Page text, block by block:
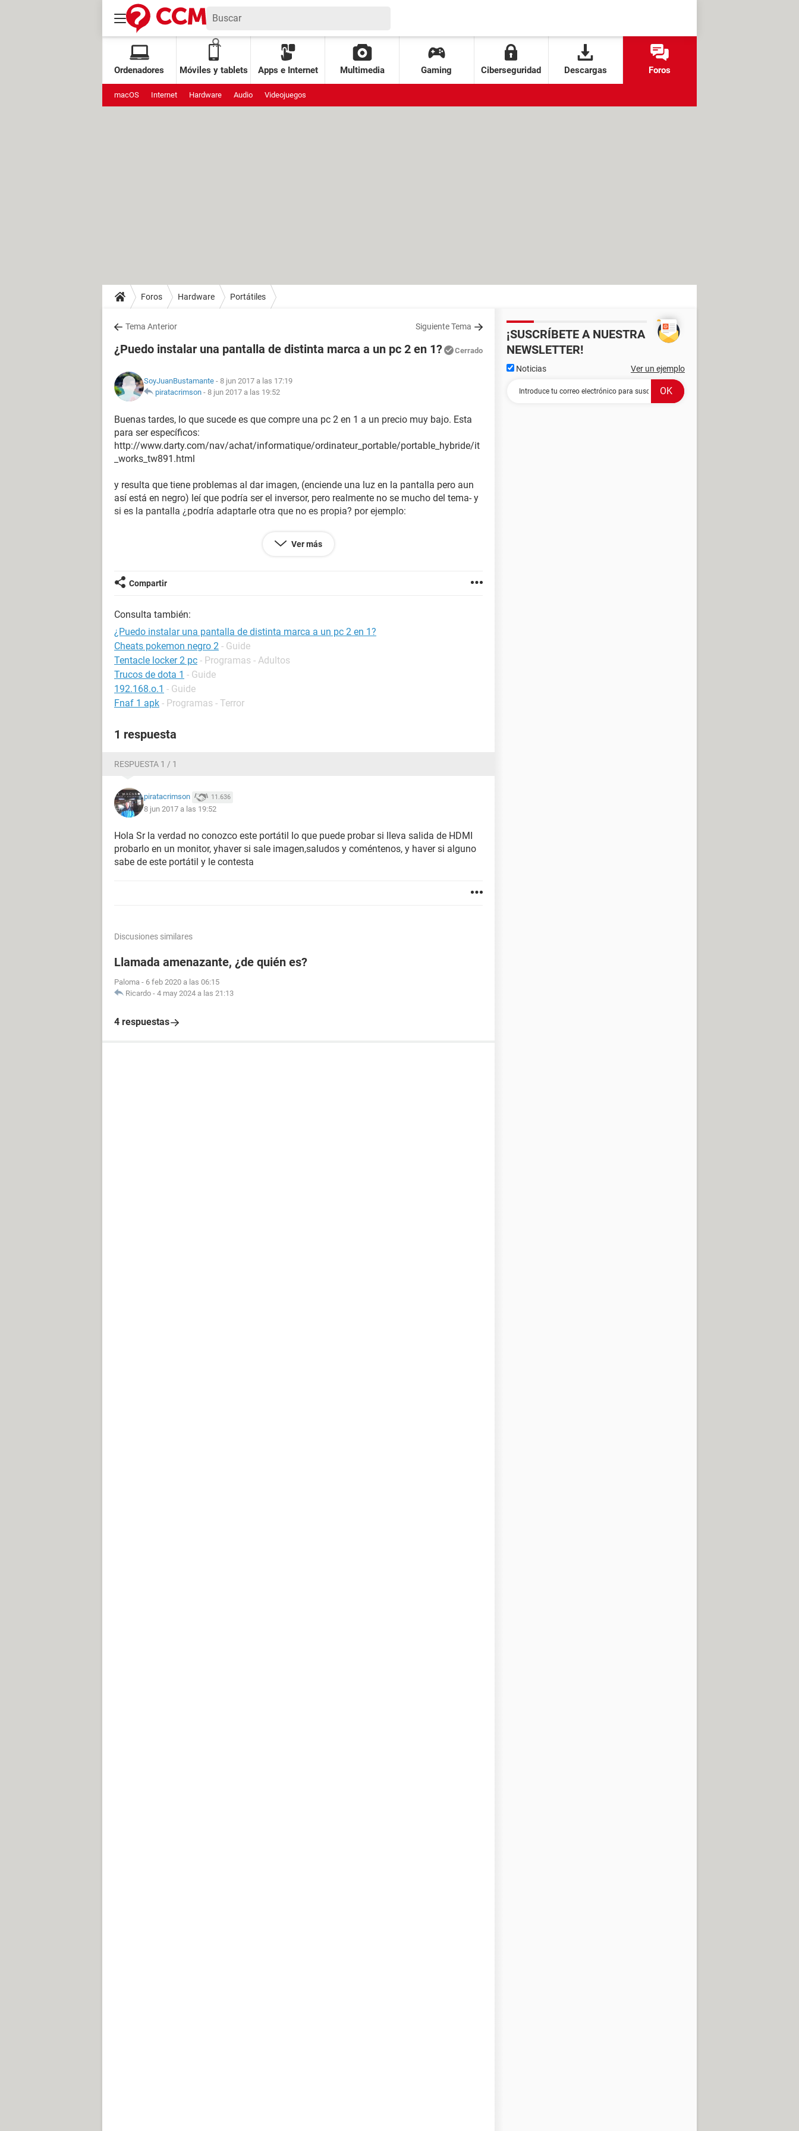
Ordenadores Móviles y tablets Apps e Internet Multimedia Gaming Ciberseguridad Descargas Foros
macOS Internet Hardware Audio Videojuegos
Foros Hardware Portátiles
Tema Anterior Siguiente Tema
¿Puedo instalar una pantalla de distinta marca a un pc 2 en 1? Cerrado
SoyJuanBustamante - 8 jun 2017 a las 17:19
piratacrimson - 8 jun 2017 a las 19:52
Buenas tardes, lo que sucede es que compre una pc 2 en 1 a un precio muy bajo. Esta
para ser específicos:
http://www.darty.com/nav/achat/informatique/ordinateur_portable/portable_hybride/it
_works_tw891.html
y resulta que tiene problemas al dar imagen, (enciende una luz en la pantalla pero aun
así está en negro) leí que podría ser el inversor, pero realmente no se mucho del tema- y
si es la pantalla ¿podría adaptarle otra que no es propia? por ejemplo:
muchas gracias por sus respuestas.
Ver más
Compartir
Consulta también:
¿Puedo instalar una pantalla de distinta marca a un pc 2 en 1?
Cheats pokemon negro 2 - Guide
Tentacle locker 2 pc - Programas - Adultos
Trucos de dota 1 - Guide
192.168.o.1 - Guide
Fnaf 1 apk - Programas - Terror
1 respuesta
RESPUESTA 1 / 1
piratacrimson 11.636
8 jun 2017 a las 19:52
Hola Sr la verdad no conozco este portátil lo que puede probar si lleva salida de HDMI
probarlo en un monitor, yhaver si sale imagen,saludos y coméntenos, y haver si alguno
sabe de este portátil y le contesta
Discusiones similares
Llamada amenazante, ¿de quién es?
Paloma - 6 feb 2020 a las 06:15
Ricardo - 4 may 2024 a las 21:13
4 respuestas
¡SUSCRÍBETE A NUESTRA
NEWSLETTER!
Noticias Ver un ejemplo